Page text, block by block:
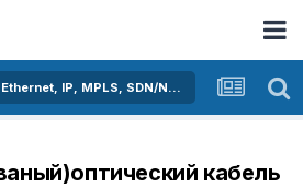
Активное оборудование Ethernet, IP, MPLS, SDN/NFV...
кабель